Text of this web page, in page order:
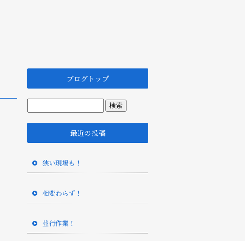
ブログトップ
最近の投稿
狭い現場も！
相変わらず！
並行作業！